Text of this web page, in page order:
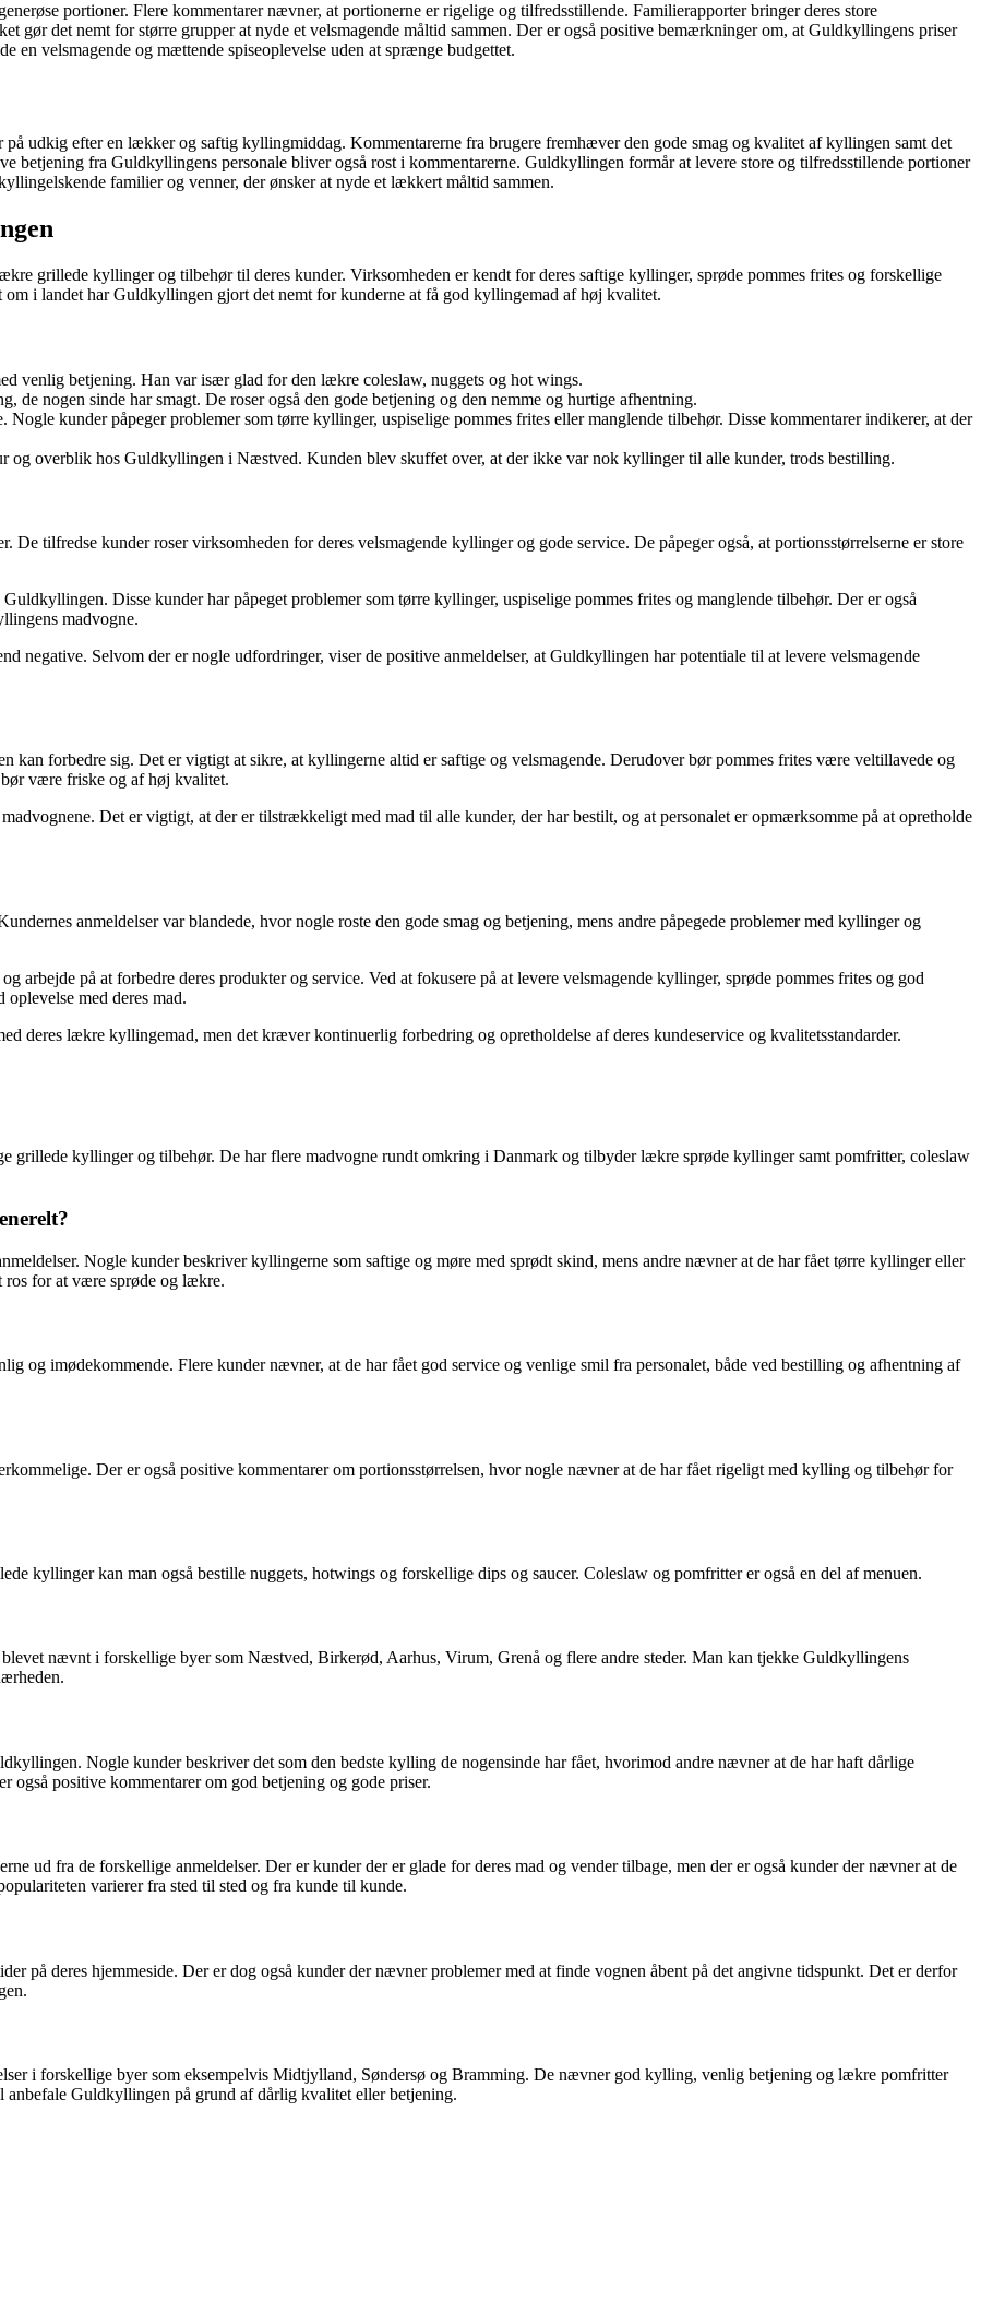
portioner. Flere kommentarer nævner, at portionerne er rigelige og tilfredsstillende. Familierapporter bringer deres store
gør det nemt for større grupper at nyde et velsmagende måltid sammen. Der er også positive bemærkninger om, at Guldkyllingens priser
velsmagende og mættende spiseoplevelse uden at sprænge budgettet.
udkig efter en lækker og saftig kyllingmiddag. Kommentarerne fra brugere fremhæver den gode smag og kvalitet af kyllingen samt det
betjening fra Guldkyllingens personale bliver også rost i kommentarerne. Guldkyllingen formår at levere store og tilfredsstillende portioner
familier og venner, der ønsker at nyde et lækkert måltid sammen.
grillede kyllinger og tilbehør til deres kunder. Virksomheden er kendt for deres saftige kyllinger, sprøde pommes frites og forskellige
i landet har Guldkyllingen gjort det nemt for kunderne at få god kyllingemad af høj kvalitet.
venlig betjening. Han var især glad for den lækre coleslaw, nuggets og hot wings.
de nogen sinde har smagt. De roser også den gode betjening og den nemme og hurtige afhentning.
kunder påpeger problemer som tørre kyllinger, uspiselige pommes frites eller manglende tilbehør. Disse kommentarer indikerer, at der
og overblik hos Guldkyllingen i Næstved. Kunden blev skuffet over, at der ikke var nok kyllinger til alle kunder, trods bestilling.
tilfredse kunder roser virksomheden for deres velsmagende kyllinger og gode service. De påpeger også, at portionsstørrelserne er store
Disse kunder har påpeget problemer som tørre kyllinger, uspiselige pommes frites og manglende tilbehør. Der er også
madvogne.
negative. Selvom der er nogle udfordringer, viser de positive anmeldelser, at Guldkyllingen har potentiale til at levere velsmagende
kan forbedre sig. Det er vigtigt at sikre, at kyllingerne altid er saftige og velsmagende. Derudover bør pommes frites være veltillavede og
være friske og af høj kvalitet.
Det er vigtigt, at der er tilstrækkeligt med mad til alle kunder, der har bestilt, og at personalet er opmærksomme på at opretholde
anmeldelser var blandede, hvor nogle roste den gode smag og betjening, mens andre påpegede problemer med kyllinger og
arbejde på at forbedre deres produkter og service. Ved at fokusere på at levere velsmagende kyllinger, sprøde pommes frites og god
med deres mad.
deres lækre kyllingemad, men det kræver kontinuerlig forbedring og opretholdelse af deres kundeservice og kvalitetsstandarder.
grillede kyllinger og tilbehør. De har flere madvogne rundt omkring i Danmark og tilbyder lækre sprøde kyllinger samt pomfritter, coleslaw
Nogle kunder beskriver kyllingerne som saftige og møre med sprødt skind, mens andre nævner at de har fået tørre kyllinger eller
ros for at være sprøde og lækre.
og imødekommende. Flere kunder nævner, at de har fået god service og venlige smil fra personalet, både ved bestilling og afhentning af
Der er også positive kommentarer om portionsstørrelsen, hvor nogle nævner at de har fået rigeligt med kylling og tilbehør for
kyllinger kan man også bestille nuggets, hotwings og forskellige dips og saucer. Coleslaw og pomfritter er også en del af menuen.
nævnt i forskellige byer som Næstved, Birkerød, Aarhus, Virum, Grenå og flere andre steder. Man kan tjekke Guldkyllingens
Nogle kunder beskriver det som den bedste kylling de nogensinde har fået, hvorimod andre nævner at de har haft dårlige
positive kommentarer om god betjening og gode priser.
ud fra de forskellige anmeldelser. Der er kunder der er glade for deres mad og vender tilbage, men der er også kunder der nævner at de
varierer fra sted til sted og fra kunde til kunde.
på deres hjemmeside. Der er dog også kunder der nævner problemer med at finde vognen åbent på det angivne tidspunkt. Det er derfor
i forskellige byer som eksempelvis Midtjylland, Søndersø og Bramming. De nævner god kylling, venlig betjening og lækre pomfritter
anbefale Guldkyllingen på grund af dårlig kvalitet eller betjening.